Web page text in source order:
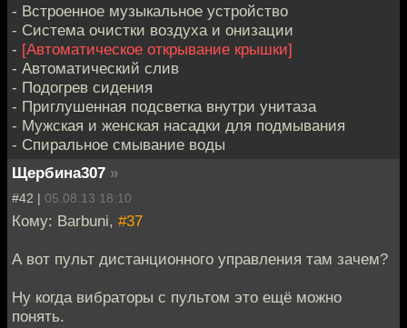
- Встроенное музыкальное устройство
- Система очистки воздуха и онизации
- [Автоматическое открывание крышки]
- Автоматический слив
- Подогрев сидения
- Приглушенная подсветка внутри унитаза
- Мужская и женская насадки для подмывания
- Спиральное смывание воды
Щербина307 »
#42 | 05.08.13 18:10
Кому: Barbuni, #37
А вот пульт дистанционного управления там зачем?
Ну когда вибраторы с пультом это ещё можно
понять.